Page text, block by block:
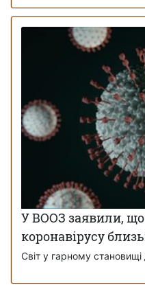
У ВООЗ заявили, що
коронавірусу
Світ у гарному